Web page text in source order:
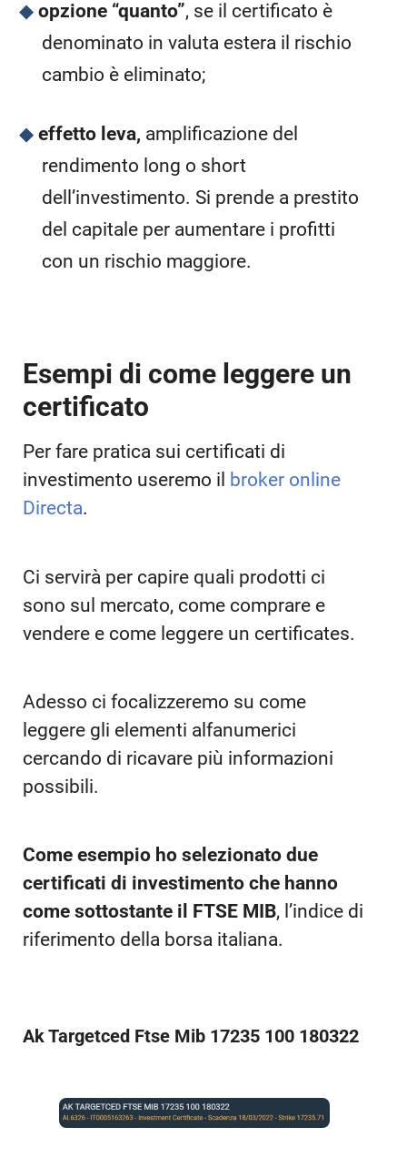
opzione “quanto”, se il certificato è
denominato in valuta estera il rischio
cambio è eliminato;
effetto leva, amplificazione del
rendimento long o short
dell’investimento. Si prende a prestito
del capitale per aumentare i profitti
con un rischio maggiore.
Esempi di come leggere un
certificato
Per fare pratica sui certificati di
investimento useremo il broker online
Directa.
Ci servirà per capire quali prodotti ci
sono sul mercato, come comprare e
vendere e come leggere un certificates.
Adesso ci focalizzeremo su come
leggere gli elementi alfanumerici
cercando di ricavare più informazioni
possibili.
Come esempio ho selezionato due
certificati di investimento che hanno
come sottostante il FTSE MIB, l’indice di
riferimento della borsa italiana.
Ak Targetced Ftse Mib 17235 100 180322